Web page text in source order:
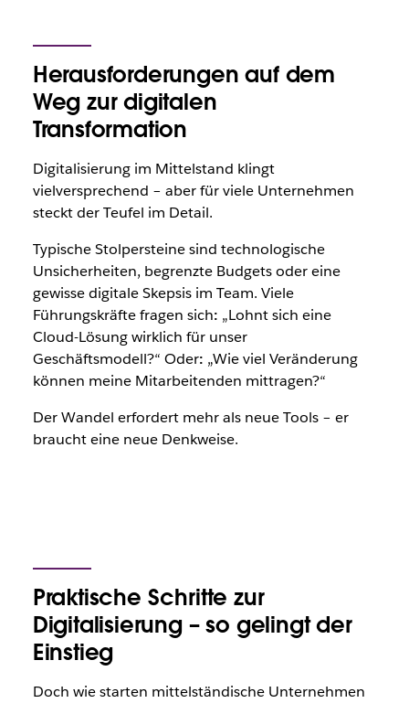
Herausforderungen auf dem
Weg zur digitalen
Transformation
Digitalisierung im Mittelstand klingt
vielversprechend – aber für viele Unternehmen
steckt der Teufel im Detail.
Typische Stolpersteine sind technologische
Unsicherheiten, begrenzte Budgets oder eine
gewisse digitale Skepsis im Team. Viele
Führungskräfte fragen sich: „Lohnt sich eine
Cloud-Lösung wirklich für unser
Geschäftsmodell?“ Oder: „Wie viel Veränderung
können meine Mitarbeitenden mittragen?“
Der Wandel erfordert mehr als neue Tools – er
braucht eine neue Denkweise.
Praktische Schritte zur
Digitalisierung – so gelingt der
Einstieg
Doch wie starten mittelständische Unternehmen